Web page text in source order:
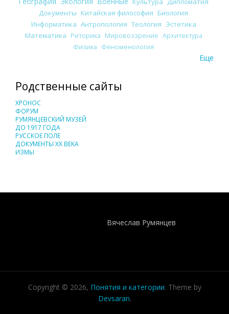
Документы Китайская философия Биология
Информатика Антропология Теология Эстетика
Математика Риторика Мировоззрение Архитектура
Физика Феноменология
Еще
Родственные сайты
ХРОНОС
ФОРУМ
РУМЯНЦЕВСКИЙ МУЗЕЙ
ДО 1917 ГОДА
РУССКОЕ ПОЛЕ
ДОКУМЕНТЫ XX ВЕКА
ИЗМЫ
Вячеслав Румянцев
Copyright © 2026, Понятия и категории. Theme by
Devsaran.